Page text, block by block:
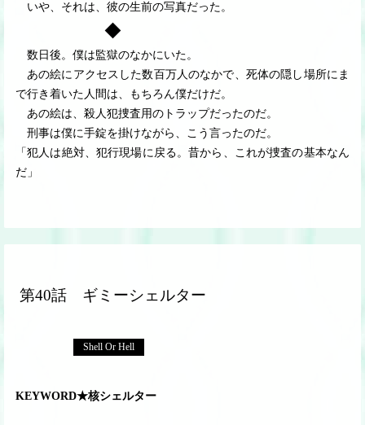
いや、それは、彼の生前の写真だった。
◆
数日後。僕は監獄のなかにいた。
あの絵にアクセスした数百万人のなかで、死体の隠し場所にま
で行き着いた人間は、もちろん僕だけだ。
あの絵は、殺人犯捜査用のトラップだったのだ。
刑事は僕に手錠を掛けながら、こう言ったのだ。
「犯人は絶対、犯行現場に戻る。昔から、これが捜査の基本なん
だ」
第40話 ギミーシェルター
Shell Or Hell
KEYWORD★核シェルター